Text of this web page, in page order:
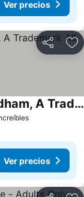
Ver precios
Compartir
Viva Dominicus Palace by Wyndham, A Trademark All Inclusive
Ver precios